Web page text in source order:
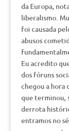
da Europa,
liberalismo.
foi causada
abusos
Eu acredito
dos fóruns
chegou a hora
que terminou,
derrota
entramos no